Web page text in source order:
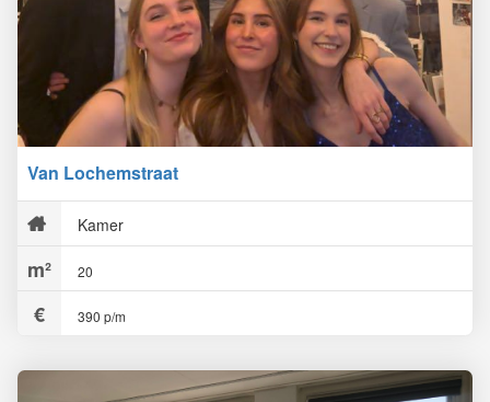
Van Lochemstraat
Kamer
20
390 p/m